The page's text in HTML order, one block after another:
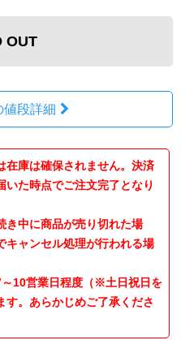
OUT
値段詳細
庫は確保されません。決済
た時点でご注文完了となり
中に商品が売り切れた場
キャンセル処理が行われる場
10営業日程度（※土日祝日を
す。あらかじめご了承くださ